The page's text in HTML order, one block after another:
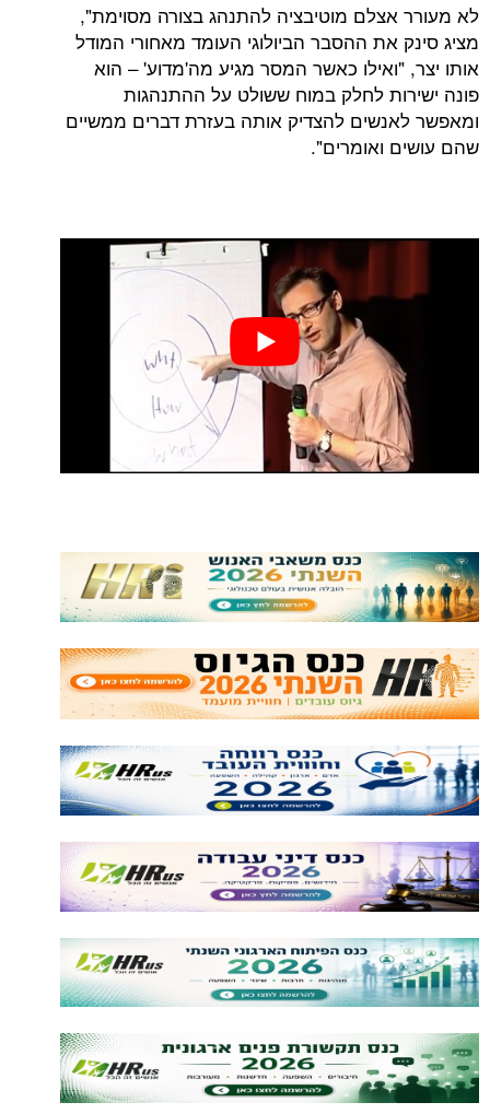
מוטיבציה להתנהג בצורה מסוימת",
את ההסבר הביולוגי העומד מאחורי המודל
כאשר המסר מגיע מה'מדוע' – הוא
לחלק במוח ששולט על ההתנהגות
להצדיק אותה בעזרת דברים ממשיים
ואומרים".